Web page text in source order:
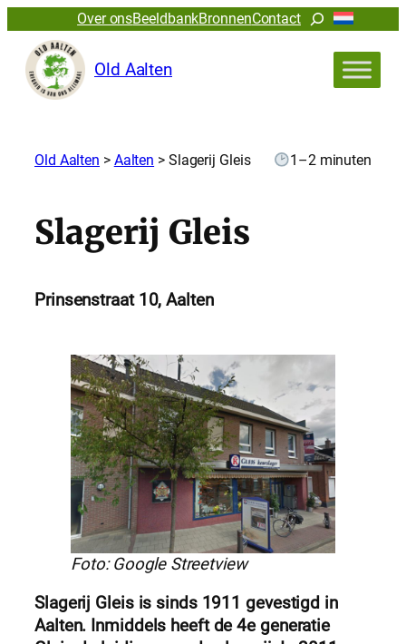
Over onsBeeldbankBronnenContactZoeken
Old Aalten
Old Aalten > Aalten > Slagerij Gleis 1–2 minuten
Slagerij Gleis
Prinsenstraat 10, Aalten
Foto: Google Streetview
Slagerij Gleis is sinds 1911 gevestigd in
Aalten. Inmiddels heeft de 4e generatie